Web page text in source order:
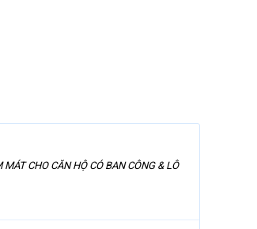
CHO CĂN HỘ CÓ BAN CÔNG & LÔ